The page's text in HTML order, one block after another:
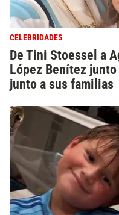
CELEBRIDADES
De Tini Stoessel a
López Benítez
junto a sus familias